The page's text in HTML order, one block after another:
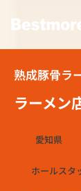
熟成豚骨ラ
ラーメン
愛知県
ホールスタ